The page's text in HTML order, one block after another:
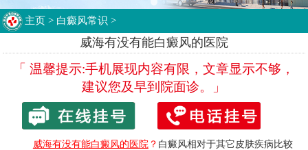
主页 > 白癜风常识 >
威海有没有能白癜风的医院
「 温馨提示:手机展现内容有限，文章显示不够，
建议您及早到院面诊。」
威海有没有能白癜风的医院 ？ 白癜风相对于其它皮肤疾病比较